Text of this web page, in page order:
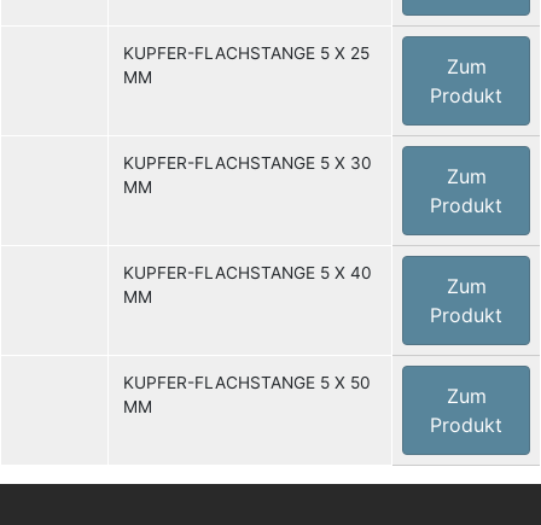
KUPFER-FLACHSTANGE 5 X 25
MM
Zum
Produkt
KUPFER-FLACHSTANGE 5 X 30
MM
Zum
Produkt
KUPFER-FLACHSTANGE 5 X 40
MM
Zum
Produkt
KUPFER-FLACHSTANGE 5 X 50
MM
Zum
Produkt